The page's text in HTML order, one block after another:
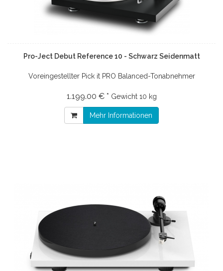
Pro-Ject Debut Reference 10 - Schwarz Seidenmatt
Voreingestellter Pick it PRO Balanced-Tonabnehmer
1.199.00 € * Gewicht 10 kg
Mehr Informationen